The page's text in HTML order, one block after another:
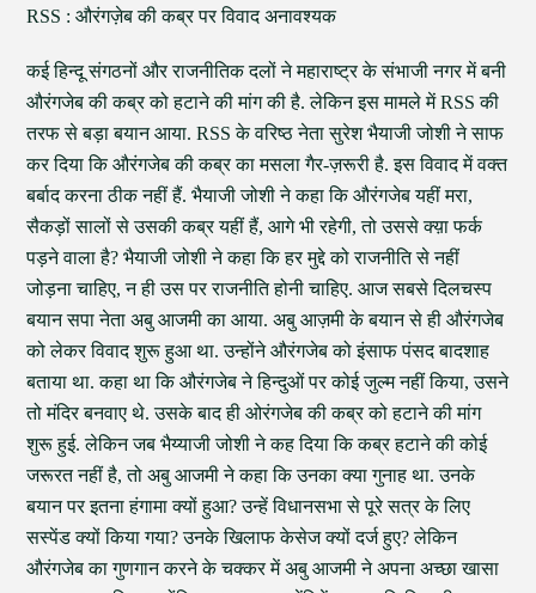
RSS : औरंगज़ेब की कब्र पर विवाद अनावश्यक
कई हिन्दू संगठनों और राजनीतिक दलों ने महाराष्ट्र के संभाजी नगर में बनी
औरंगजेब की कब्र को हटाने की मांग की है. लेकिन इस मामले में RSS की
तरफ से बड़ा बयान आया. RSS के वरिष्ठ नेता सुरेश भैयाजी जोशी ने साफ
कर दिया कि औरंगजेब की कब्र का मसला गैर-ज़रूरी है. इस विवाद में वक्त
बर्बाद करना ठीक नहीं हैं. भैयाजी जोशी ने कहा कि औरंगजेब यहीं मरा,
सैकड़ों सालों से उसकी कब्र यहीं हैं, आगे भी रहेगी, तो उससे क्य़ा फर्क
पड़ने वाला है? भैयाजी जोशी ने कहा कि हर मुद्दे को राजनीति से नहीं
जोड़ना चाहिए, न ही उस पर राजनीति होनी चाहिए. आज सबसे दिलचस्प
बयान सपा नेता अबु आजमी का आया. अबु आज़मी के बयान से ही औरंगजेब
को लेकर विवाद शुरू हुआ था. उन्होंने औरंगजेब को इंसाफ पंसद बादशाह
बताया था. कहा था कि औरंगजेब ने हिन्दुओं पर कोई जुल्म नहीं किया, उसने
तो मंदिर बनवाए थे. उसके बाद ही ओरंगजेब की कब्र को हटाने की मांग
शुरू हुई. लेकिन जब भैय्याजी जोशी ने कह दिया कि कब्र हटाने की कोई
जरूरत नहीं है, तो अबु आजमी ने कहा कि उनका क्या गुनाह था. उनके
बयान पर इतना हंगामा क्यों हुआ? उन्हें विधानसभा से पूरे सत्र के लिए
सस्पेंड क्यों किया गया? उनके खिलाफ केसेज क्यों दर्ज हुए? लेकिन
औरंगजेब का गुणगान करने के चक्कर में अबु आजमी ने अपना अच्छा खासा